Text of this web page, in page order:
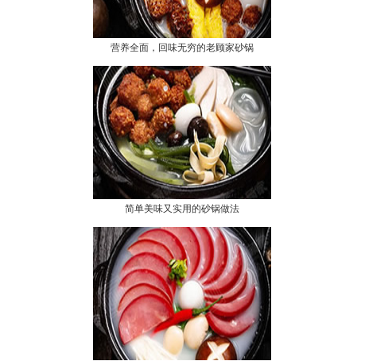
营养全面，回味无穷的老顾家砂锅
简单美味又实用的砂锅做法